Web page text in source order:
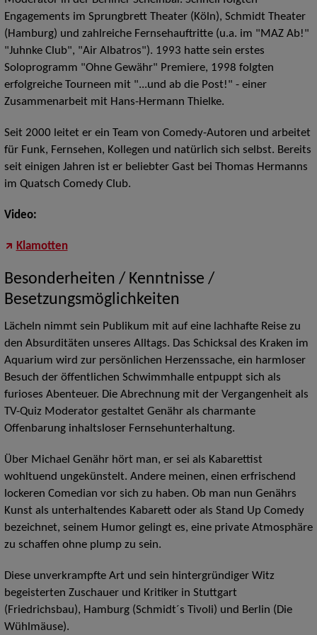
Engagements im Sprungbrett Theater (Köln), Schmidt Theater
(Hamburg) und zahlreiche Fernsehauftritte (u.a. im "MAZ Ab!"
"Juhnke Club", "Air Albatros"). 1993 hatte sein erstes
Soloprogramm "Ohne Gewähr" Premiere, 1998 folgten
erfolgreiche Tourneen mit "...und ab die Post!" - einer
Zusammenarbeit mit Hans-Hermann Thielke.
Seit 2000 leitet er ein Team von Comedy-Autoren und arbeitet
für Funk, Fernsehen, Kollegen und natürlich sich selbst. Bereits
seit einigen Jahren ist er beliebter Gast bei Thomas Hermanns
im Quatsch Comedy Club.
Video:
Klamotten
Besonderheiten / Kenntnisse /
Besetzungsmöglichkeiten
Lächeln nimmt sein Publikum mit auf eine lachhafte Reise zu
den Absurditäten unseres Alltags. Das Schicksal des Kraken im
Aquarium wird zur persönlichen Herzenssache, ein harmloser
Besuch der öffentlichen Schwimmhalle entpuppt sich als
furioses Abenteuer. Die Abrechnung mit der Vergangenheit als
TV-Quiz Moderator gestaltet Genähr als charmante
Offenbarung inhaltsloser Fernsehunterhaltung.
Über Michael Genähr hört man, er sei als Kabarettist
wohltuend ungekünstelt. Andere meinen, einen erfrischend
lockeren Comedian vor sich zu haben. Ob man nun Genährs
Kunst als unterhaltendes Kabarett oder als Stand Up Comedy
bezeichnet, seinem Humor gelingt es, eine private Atmosphäre
zu schaffen ohne plump zu sein.
Diese unverkrampfte Art und sein hintergründiger Witz
begeisterten Zuschauer und Kritiker in Stuttgart
(Friedrichsbau), Hamburg (Schmidt´s Tivoli) und Berlin (Die
Wühlmäuse).